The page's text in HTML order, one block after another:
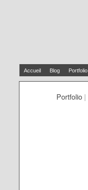
Accueil Blog Portfolio
Portfolio |